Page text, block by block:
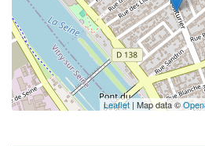
Leaflet | Map data ©